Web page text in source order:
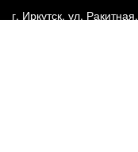
г. Иркутск, ул. Ракитная,